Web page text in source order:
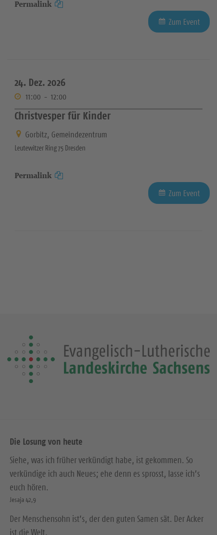
Permalink
Zum Event
24. Dez. 2026
11:00 - 12:00
Christvesper für Kinder
Gorbitz, Gemeindezentrum
Leutewitzer Ring 75 Dresden
Permalink
Zum Event
Die Losung von heute
Siehe, was ich früher verkündigt habe, ist gekommen. So
verkündige ich auch Neues; ehe denn es sprosst, lasse ich’s
euch hören.
Jesaja 42,9
Der Menschensohn ist’s, der den guten Samen sät. Der Acker
ist die Welt.